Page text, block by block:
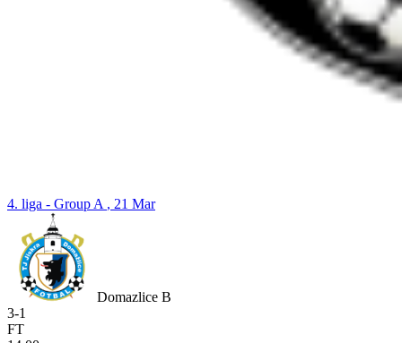
4. liga - Group A , 21 Mar
Domazlice B
3-1
FT